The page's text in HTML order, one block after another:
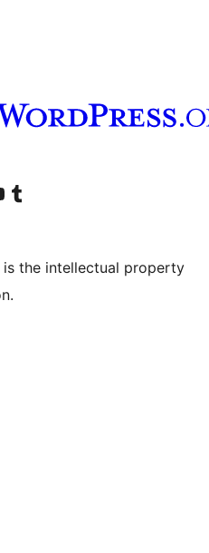
kontokanal
Besøg vores Tumblr-konto
is the intellectual property